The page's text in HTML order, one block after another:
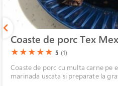
Coaste de porc Tex
(*)
★(*)
★(*)
★(*)
★(*)
★ 5 (1)
Coaste de porc cu multa carne pe
marinada uscata si preparate la